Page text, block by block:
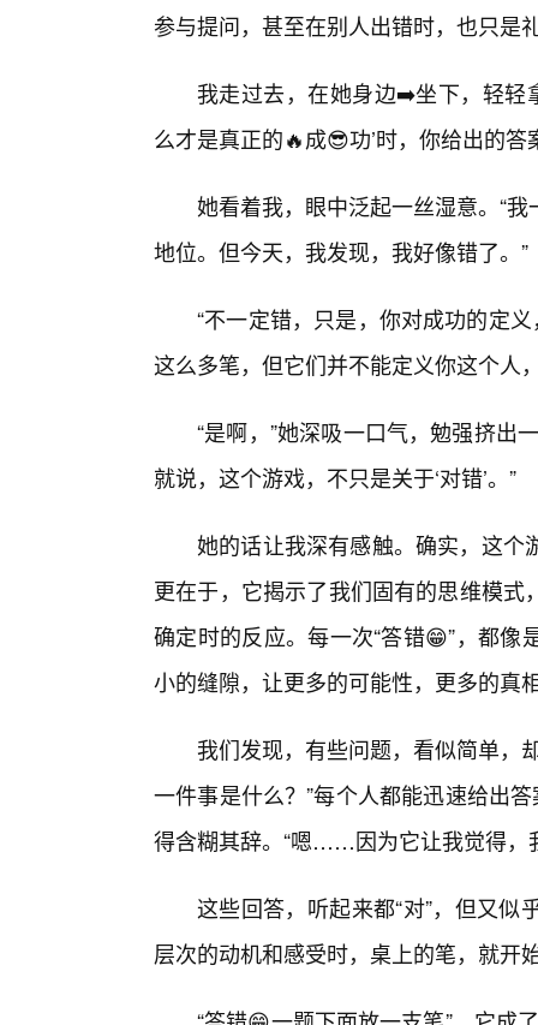
参与提问，甚至在别人出错时，也只是
我走过去，在她身边➡️坐下，轻轻
么才是真正的🔥成😎功’时，你给出的答
她看着我，眼中泛起一丝湿意。“
地位。但今天，我发现，我好像错了。”
“不一定错，只是，你对成功的定
这么多笔，但它们并不能定义你这个人
“是啊，”她深吸一口气，勉强挤出
就说，这个游戏，不只是关于‘对错’。”
她的话让我深有感触。确实，这个
更在于，它揭示了我们固有的思维模
确定时的反应。每一次“答错😁”，都
小的缝隙，让更多的可能性，更多的真
我们发现，有些问题，看似简单，
一件事是什么？”每个人都能迅速给出
得含糊其辞。“嗯……因为它让我觉得，
这些回答，听起来都“对”，但又
层次的动机和感受时，桌上的笔，就开